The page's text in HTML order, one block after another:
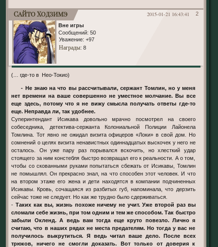
2
2015-01-21 16:43:41
Сайто Ходзимэ
Вне игры
Сообщений: 50
Уважение: +97
Награды: 8
(… где-то в Нео-Токио)
- Не знаю на что вы рассчитывали, сержант Томлин, но у меня
нет времени на ваше совершенно не уместное молчание. Вы все
еще здесь, потому что я не вижу смысла получать ответы где-то
еще. Неправда ли, так удобнее.
Суперинтендант Исикава довольно мрачно посмотрел на своего
собеседника, детектива-сержанта Колониальной Полиции Лайонела
Томлина. Тот явно не ожидал визита офицеров «Локи» в свой дом. Но
сомнений о целях визита ненавистных одиннадцатых выскочек у него не
осталось. Он уже пару раз порывался вскочить, но хлесткий удар
стоящего за ним констебля быстро возвращал его к реальности. А о том,
чтобы со скованными руками попытаться сбежать от Исикавы, Томлин
не помышлял. Он прекрасно знал, на что способен этот человек. И что
на втором этаже его жена и дети находятся в компании подчиненных
Исикавы. Кровь, сочащаяся из разбитых губ, напоминала, что дерзить
сейчас тоже не следует. Но как же трудно было сдерживаться.
-Таких как вы, жизнь похоже ничему не учит. Уже второй раз вы
сломали себе жизнь, при том одним и тем же способом. Так быстро
забыли Окленд. А ведь вам тогда еще круто повезло. Лично я
считаю, что в наших рядах не места предателям. Но тогда у вас не
получилось выкрутиться. Я ведь читал ваше дело. После всех
трюков, ничего не смогли доказать. Вот только от доверия к